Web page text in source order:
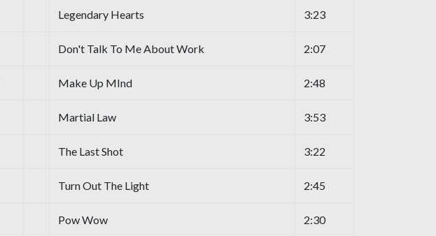
Legendary Hearts 3:23
Don't Talk To Me About Work 2:07
Make Up MInd 2:48
Martial Law 3:53
The Last Shot 3:22
Turn Out The Light 2:45
Pow Wow 2:30